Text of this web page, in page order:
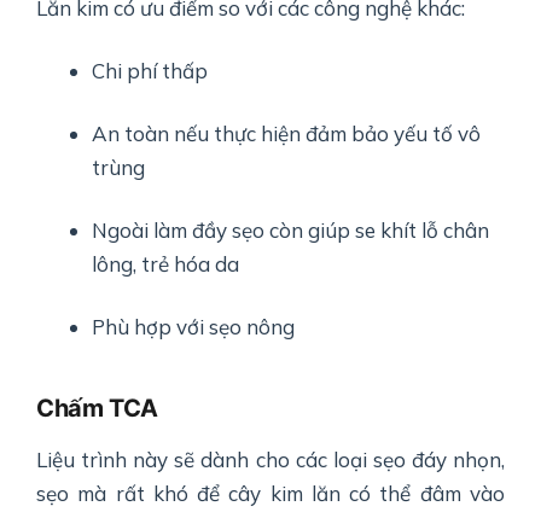
Lăn kim có ưu điểm so với các công nghệ khác:
Chi phí thấp
An toàn nếu thực hiện đảm bảo yếu tố vô
trùng
Ngoài làm đầy sẹo còn giúp se khít lỗ chân
lông, trẻ hóa da
Phù hợp với sẹo nông
Chấm TCA
Liệu trình này sẽ dành cho các loại sẹo đáy nhọn,
sẹo mà rất khó để cây kim lăn có thể đâm vào